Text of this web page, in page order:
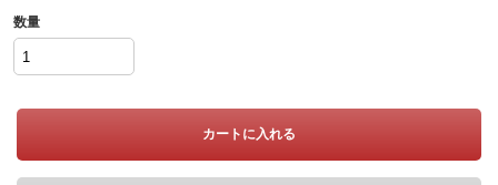
数量
カートに入れる